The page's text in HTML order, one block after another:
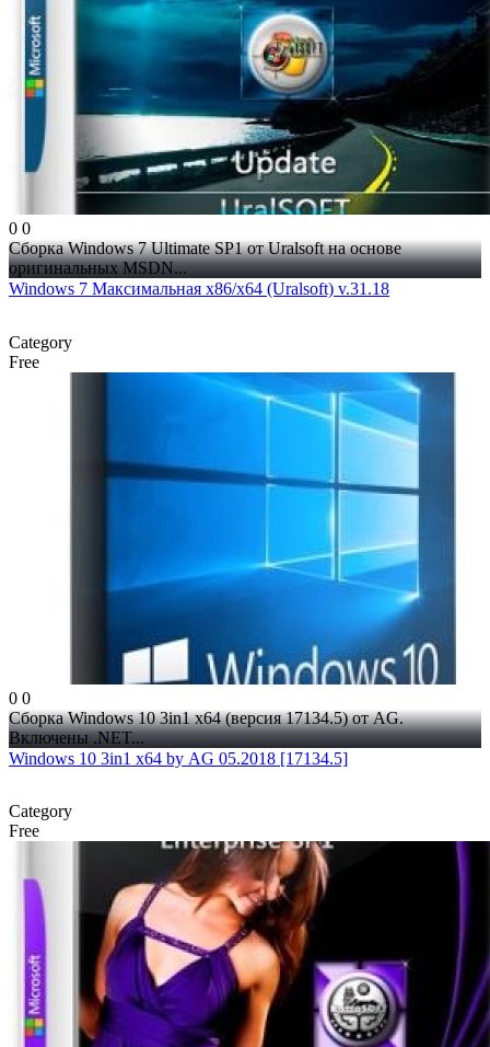
0 0
Сборка Windows 7 Ultimate SP1 от Uralsoft на основе
оригинальных MSDN...
Windows 7 Максимальная x86/x64 (Uralsoft) v.31.18
Category
Free
0 0
Сборка Windows 10 3in1 x64 (версия 17134.5) от AG.
Включены .NET...
Windows 10 3in1 x64 by AG 05.2018 [17134.5]
Category
Free